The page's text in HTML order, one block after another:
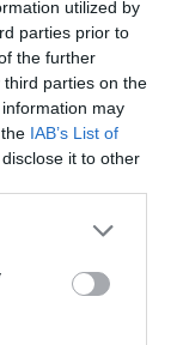
utilized by
parties prior to
the further
parties on the
may
IAB’s List of
it to other
Google News
και τον